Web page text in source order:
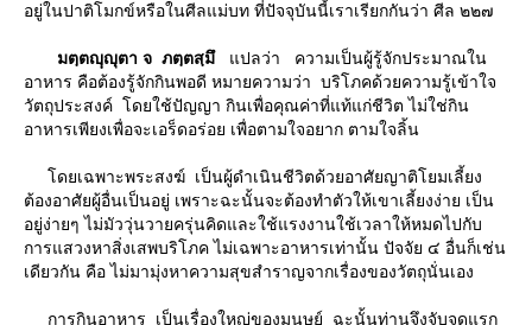
อยู่ในปาติโมกข์หรือในศีลแม่บท ที่ปัจจุบันนี้เราเรียกกันว่า ศีล ๒๒๗
มตฺตญฺฺญุตา จ ภตฺตสฺมึ
ปลว่า ความเป็นผู้รู้จักประมาณใน
อาหาร คือต้องรู้จักกินพอดี หมายความว่า บริโภคด้วยความรู้เข้าใจ
วัตถุประสงค์ โดยใช้ปัญญา กินเพื่อคุณค่าที่แท้แก่ชีวิต ไม่ใช่กิน
อาหารเพียงเพื่อจะเอร็ดอร่อย เพื่อตามใจอยาก ตามใจลิ้น
ดยเฉพาะพระสงฆ์ เป็นผู้ดําเนินชีวิตด้วยอาศัยญาติโยมเลี้ยง
ต้องอาศัยผู้อื่นเป็นอยู่ เพราะฉะนั้นจะต้องทําตัวให้เขาเลี้ยงง่าย เป็น
อยู่ง่ายๆ ไม่มัววุ่นวายครุ่นคิดและใช้แรงงานใช้เวลาให้หมดไปกับ
การแสวงหาสิ่งเสพบริโภค ไม่เฉพาะอาหารเท่านั้น ปัจจัย ๔ อื่นก็เช่น
เดียวกัน คือ ไม่มามุ่งหาความสุขสําราญจากเรื่องของวัตถุนั่นเอง
การกินอาหาร เป็นเรื่องใหญ่ของมนุษย์ ฉะนั้นท่านจึงจับจุดแรก